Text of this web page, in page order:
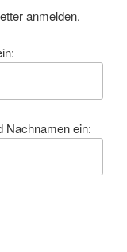
anmelden.
Nachnamen ein: